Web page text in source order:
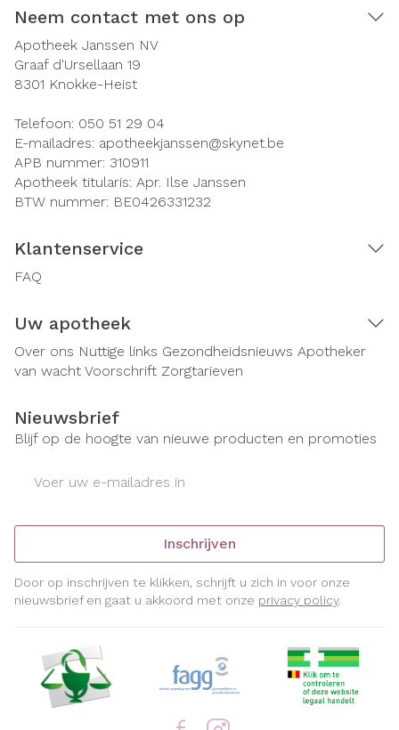
Neem contact met ons op
Apotheek Janssen NV
Graaf d'Ursellaan 19
8301 Knokke-Heist
Telefoon: 050 51 29 04
E-mailadres: apotheekjanssen@skynet.be
APB nummer: 310911
Apotheek titularis: Apr. Ilse Janssen
BTW nummer: BE0426331232
Klantenservice
FAQ
Uw apotheek
Over ons Nuttige links Gezondheidsnieuws Apotheker
van wacht Voorschrift Zorgtarieven
Nieuwsbrief
Blijf op de hoogte van nieuwe producten en promoties
Inschrijven
Door op inschrijven te klikken, schrijft u zich in voor onze
nieuwsbrief en gaat u akkoord met onze privacy policy.